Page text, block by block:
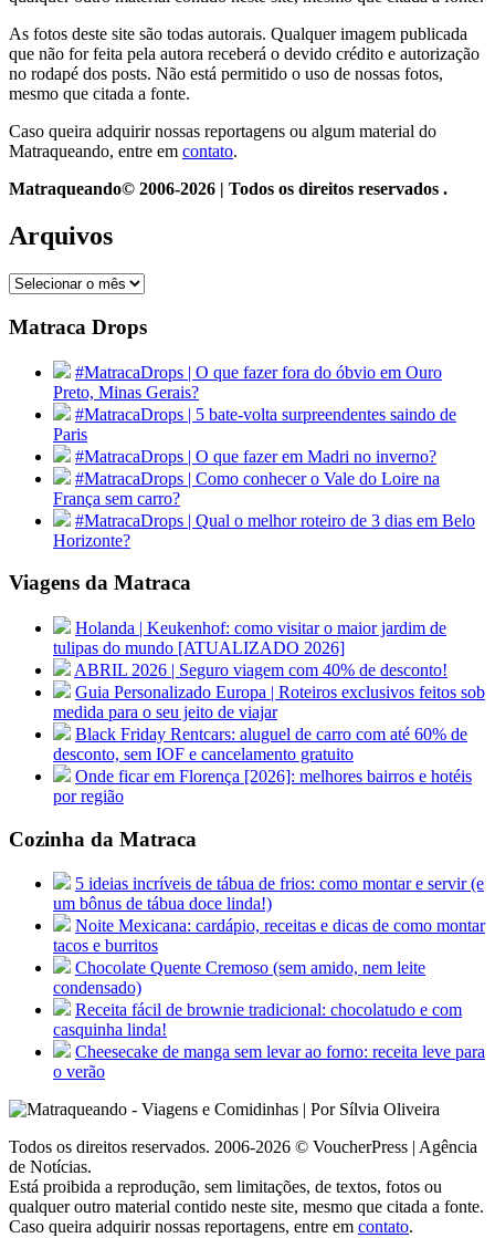
As fotos deste site são todas autorais. Qualquer imagem publicada
que não for feita pela autora receberá o devido crédito e autorização
no rodapé dos posts. Não está permitido o uso de nossas fotos,
mesmo que citada a fonte.
Caso queira adquirir nossas reportagens ou algum material do
Matraqueando, entre em contato.
Matraqueando© 2006-2026 | Todos os direitos reservados .
Arquivos
Arquivos
Matraca Drops
#MatracaDrops | O que fazer fora do óbvio em Ouro
Preto, Minas Gerais?
#MatracaDrops | 5 bate-volta surpreendentes saindo de
Paris
#MatracaDrops | O que fazer em Madri no inverno?
#MatracaDrops | Como conhecer o Vale do Loire na
França sem carro?
#MatracaDrops | Qual o melhor roteiro de 3 dias em Belo
Horizonte?
Viagens da Matraca
Holanda | Keukenhof: como visitar o maior jardim de
tulipas do mundo [ATUALIZADO 2026]
ABRIL 2026 | Seguro viagem com 40% de desconto!
Guia Personalizado Europa | Roteiros exclusivos feitos sob
medida para o seu jeito de viajar
Black Friday Rentcars: aluguel de carro com até 60% de
desconto, sem IOF e cancelamento gratuito
Onde ficar em Florença [2026]: melhores bairros e hotéis
por região
Cozinha da Matraca
5 ideias incríveis de tábua de frios: como montar e servir (e
um bônus de tábua doce linda!)
Noite Mexicana: cardápio, receitas e dicas de como montar
tacos e burritos
Chocolate Quente Cremoso (sem amido, nem leite
condensado)
Receita fácil de brownie tradicional: chocolatudo e com
casquinha linda!
Cheesecake de manga sem levar ao forno: receita leve para
o verão
Todos os direitos reservados. 2006-2026 © VoucherPress | Agência
de Notícias.
Está proibida a reprodução, sem limitações, de textos, fotos ou
qualquer outro material contido neste site, mesmo que citada a fonte.
Caso queira adquirir nossas reportagens, entre em contato.